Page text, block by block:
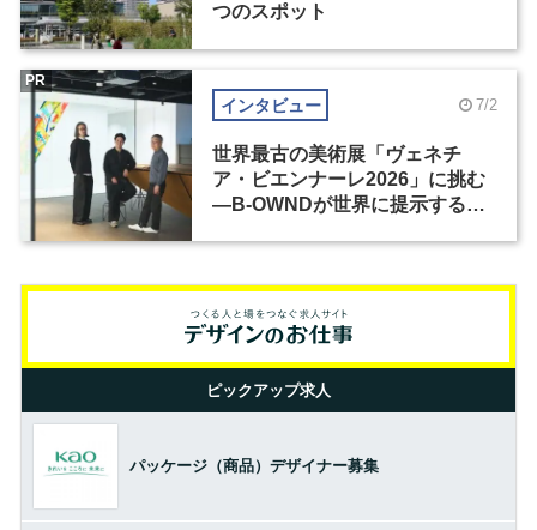
つのスポット
インタビュー 7/2
世界最古の美術展「ヴェネチ
ア・ビエンナーレ2026」に挑む
―B-OWNDが世界に提示する美
PR
ピックアップ求人
パッケージ（商品）デザイナー募集